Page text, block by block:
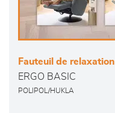
Fauteuil de relaxation
ERGO BASIC
POLIPOL/HUKLA